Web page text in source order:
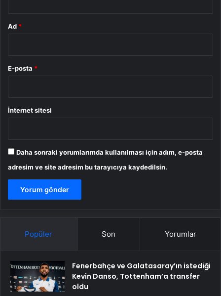
Ad *
E-posta *
İnternet sitesi
Daha sonraki yorumlarımda kullanılması için adım, e-posta
adresim ve site adresim bu tarayıcıya kaydedilsin.
Popüler Son Yorumlar
Fenerbahçe ve Galatasaray’ın istediği
Kevin Danso, Tottenham’a transfer
oldu